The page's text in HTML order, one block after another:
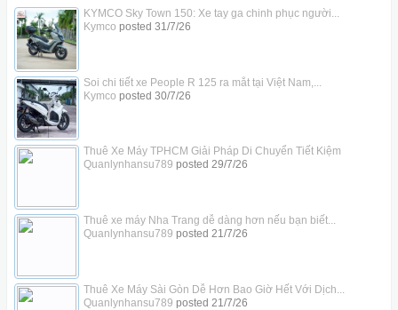
KYMCO Sky Town 150: Xe tay ga chinh phục người...
Kymco posted 31/7/26
Soi chi tiết xe People R 125 ra mắt tại Việt Nam,...
Kymco posted 30/7/26
Thuê Xe Máy TPHCM Giải Pháp Di Chuyển Tiết Kiệm
Quanlynhansu789 posted 29/7/26
Thuê xe máy Nha Trang dễ dàng hơn nếu bạn biết...
Quanlynhansu789 posted 21/7/26
Thuê Xe Máy Sài Gòn Dễ Hơn Bao Giờ Hết Với Dịch...
Quanlynhansu789 posted 21/7/26